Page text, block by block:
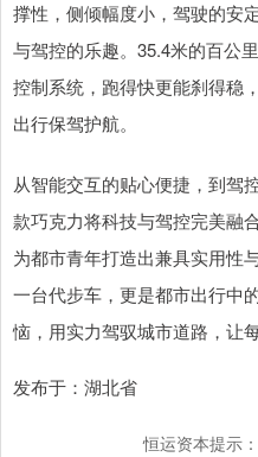
撑性，侧倾幅度小，驾驶的安
与驾控的乐趣。35.4米的百公
控制系统，跑得快更能刹得稳
出行保驾护航。
从智能交互的贴心便捷，到驾
款巧克力将科技与驾控完美融
为都市青年打造出兼具实用性
一台代步车，更是都市出行中
恼，用实力驾驭城市道路，让
发布于：湖北省
恒运资本提示